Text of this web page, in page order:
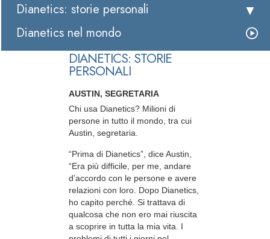
Dianetics: storie personali
Dianetics nel mondo
DIANETICS: STORIE
PERSONALI
AUSTIN, SEGRETARIA
Chi usa Dianetics? Milioni di
persone in tutto il mondo, tra cui
Austin, segretaria.
“Prima di Dianetics”, dice Austin,
“Era più difficile, per me, andare
d’accordo con le persone e avere
relazioni con loro. Dopo Dianetics,
ho capito perché. Si trattava di
qualcosa che non ero mai riuscita
a scoprire in tutta la mia vita. I